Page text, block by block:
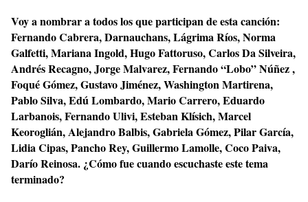
Voy a nombrar a todos los que participan de esta canción:
Fernando Cabrera, Darnauchans, Lágrima Ríos, Norma
Galfetti, Mariana Ingold, Hugo Fattoruso, Carlos Da Silveira,
Andrés Recagno, Jorge Malvarez, Fernando “Lobo” Núñez ,
Foqué Gómez, Gustavo Jiménez, Washington Martirena,
Pablo Silva, Edú Lombardo, Mario Carrero, Eduardo
Larbanois, Fernando Ulivi, Esteban Klísich, Marcel
Keoroglián, Alejandro Balbis, Gabriela Gómez, Pilar García,
Lidia Cipas, Pancho Rey, Guillermo Lamolle, Coco Paiva,
Darío Reinosa. ¿Cómo fue cuando escuchaste este tema
terminado?